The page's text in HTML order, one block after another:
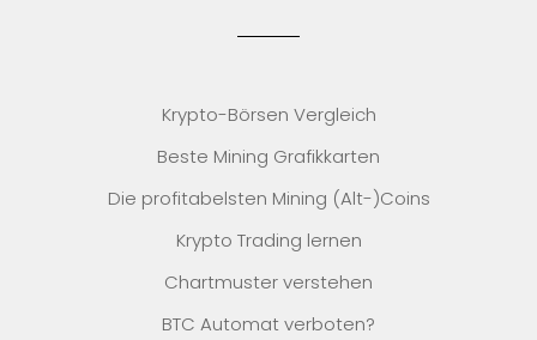
Krypto-Börsen Vergleich
Beste Mining Grafikkarten
Die profitabelsten Mining (Alt-)Coins
Krypto Trading lernen
Chartmuster verstehen
BTC Automat verboten?